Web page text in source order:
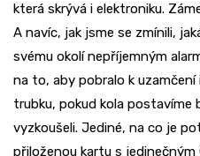
která skrývá i elektroniku.
A navíc, jak jsme se zmínili,
svému okolí nepříjemným
na to, aby pobralo k
trubku, pokud kola postavíme
vyzkoušeli. Jediné, na co je
přiloženou kartu s jedinečným